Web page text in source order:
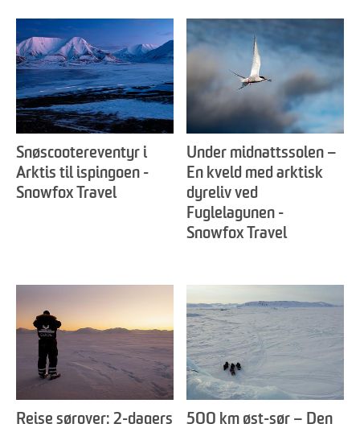
Snøscootereventyr i
Arktis til ispingoen -
Snowfox Travel
Under midnattssolen –
En kveld med arktisk
dyreliv ved
Fuglelagunen -
Snowfox Travel
Reise sørover: 2-dagers
500 km øst-sør – Den